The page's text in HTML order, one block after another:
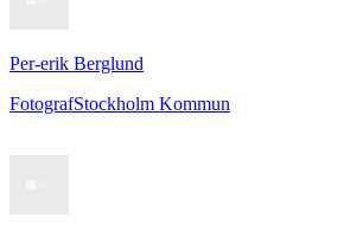
Per-erik Berglund
FotografStockholm Kommun